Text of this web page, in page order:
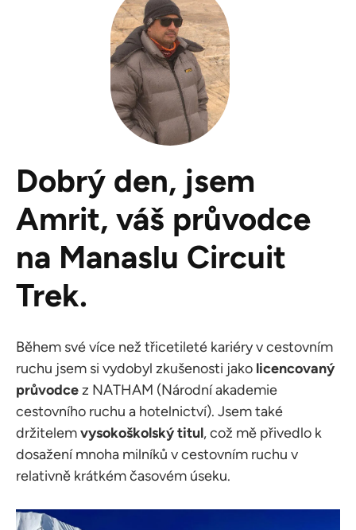
Dobrý den, jsem
Amrit, váš průvodce
na Manaslu Circuit
Trek.
Během své více než třicetileté kariéry v cestovním
ruchu jsem si vydobyl zkušenosti jako licencovaný
průvodcez NATHAM (Národní akademie
cestovního ruchu a hotelnictví). Jsem také
držitelemvysokoškolský titul, což mě přivedlo k
dosažení mnoha milníků v cestovním ruchu v
relativně krátkém časovém úseku.